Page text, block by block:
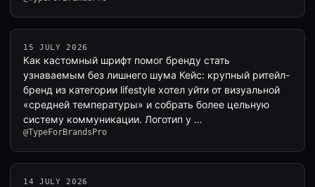
15 JULY 2026
Как кастомный шрифт помог бренду стать
узнаваемым без лишнего шума Кейс: крупный ритейл-
бренд из категории lifestyle хотел уйти от визуальной
«средней температуры» и собрать более цельную
систему коммуникации. Логотип у …
@TypeForBrandsPro
14 JULY 2026